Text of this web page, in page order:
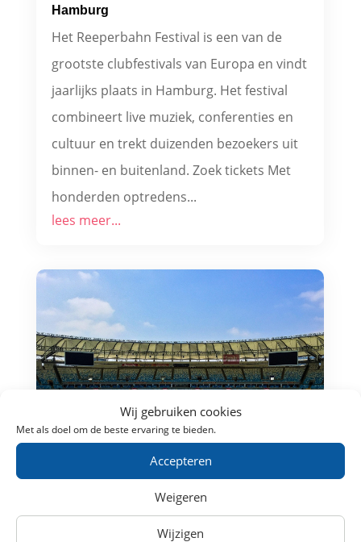
Wij gebruiken cookies
Met als doel om de beste ervaring te bieden.
Accepteren
Weigeren
Wijzigen
Hamburg
Het Reeperbahn Festival is een van de
grootste clubfestivals van Europa en vindt
jaarlijks plaats in Hamburg. Het festival
combineert live muziek, conferenties en
cultuur en trekt duizenden bezoekers uit
binnen- en buitenland. Zoek tickets Met
honderden optredens...
lees meer...
Trein naar voetbalstadion Ernst Happel
Stadion in Wenen
Het Ernst Happel Stadion is het grootste